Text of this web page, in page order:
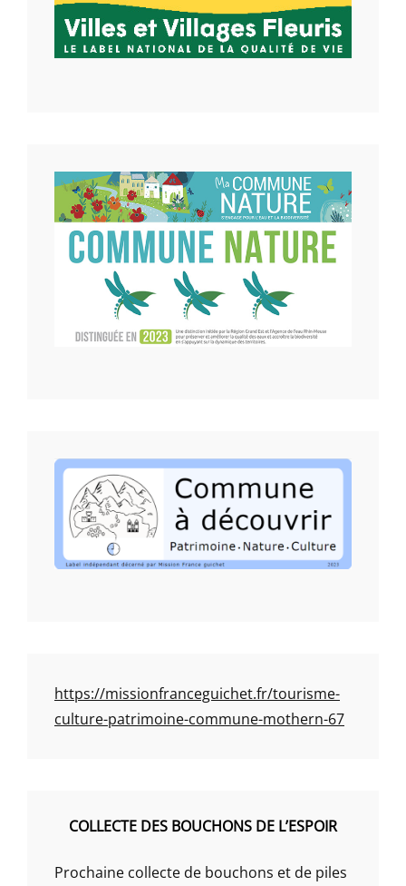
https://missionfranceguichet.fr/tourisme-
culture-patrimoine-commune-mothern-67
COLLECTE DES BOUCHONS DE L’ESPOIR
Prochaine collecte de bouchons et de piles